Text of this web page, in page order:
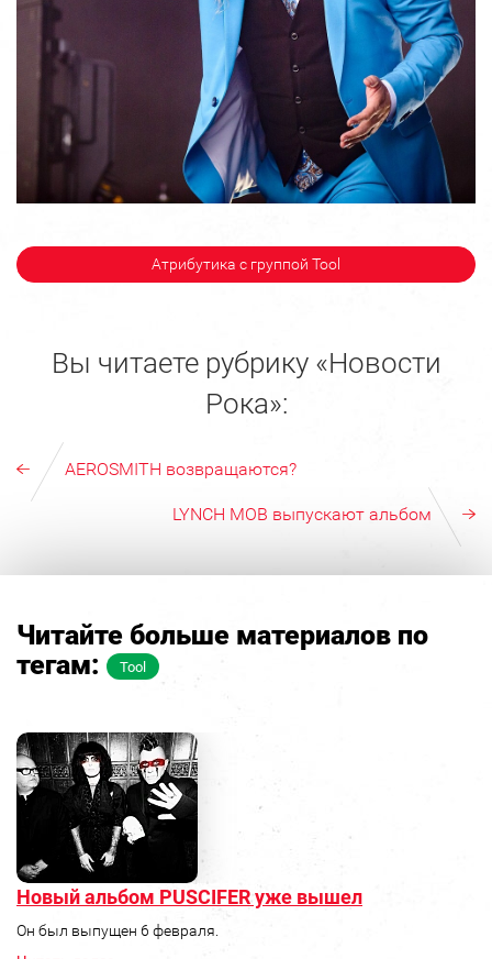
Атрибутика с группой Tool
Вы читаете рубрику «Новости
Рока»:
AEROSMITH возвращаются?
LYNCH MOB выпускают альбом
Читайте больше материалов по
тегам:
Tool
Новый альбом PUSCIFER уже вышел
Он был выпущен 6 февраля.